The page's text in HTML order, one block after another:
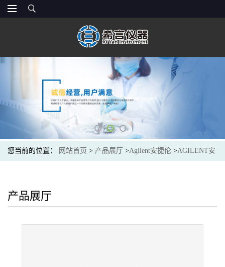
您当前的位置： 网站首页 > 产品展厅 >Agilent安捷伦 >AGILENT安
EasiVial PS-M 2 ml
产品展厅